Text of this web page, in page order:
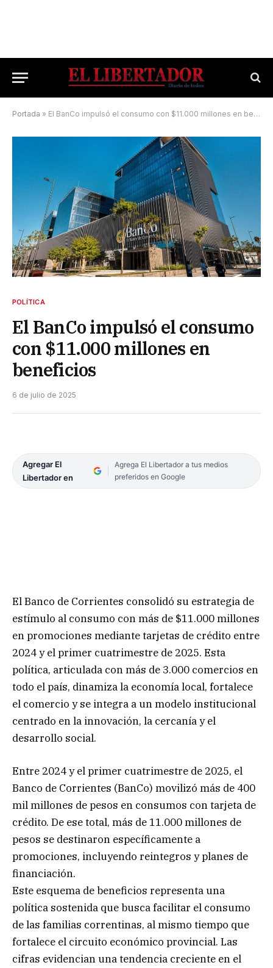
Portada » El BanCo impulsó el consumo con $11.000 millones en beneficios
POLÍTICA
El BanCo impulsó el consumo
con $11.000 millones en
beneficios
6 de julio de 2025
Agregar El
Libertador en
Agrega El Libertador a tus medios
preferidos en Google
El Banco de Corrientes consolidó su estrategia de
estímulo al consumo con más de $11.000 millones
en promociones mediante tarjetas de crédito entre
2024 y el primer cuatrimestre de 2025. Esta
política, articulada con más de 3.000 comercios en
todo el país, dinamiza la economía local, fortalece
el comercio y se integra a un modelo institucional
centrado en la innovación, la cercanía y el
desarrollo social.
Entre 2024 y el primer cuatrimestre de 2025, el
Banco de Corrientes (BanCo) movilizó más de 400
mil millones de pesos en consumos con tarjeta de
crédito. De ese total, más de 11.000 millones de
pesos se destinaron específicamente a
promociones, incluyendo reintegros y planes de
financiación.
Este esquema de beneficios representa una
política sostenida que busca facilitar el consumo
de las familias correntinas, al mismo tiempo que
fortalece el circuito económico provincial. Las
cifras evidencian una tendencia creciente en el